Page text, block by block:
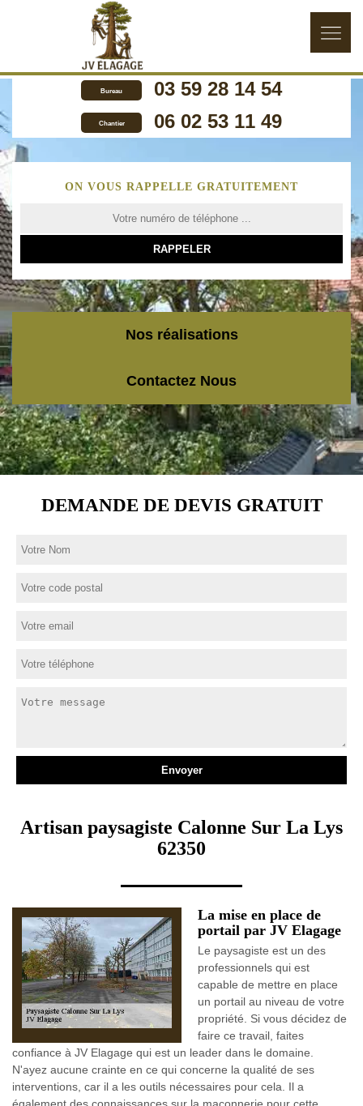
Bureau 03 59 28 14 54
Chantier 06 02 53 11 49
ON VOUS RAPPELLE GRATUITEMENT
Nos réalisations
Contactez Nous
DEMANDE DE DEVIS GRATUIT
Artisan paysagiste Calonne Sur La Lys
62350
La mise en place de
portail par JV Elagage
Le paysagiste est un des
professionnels qui est
capable de mettre en place
un portail au niveau de votre
propriété. Si vous décidez de
faire ce travail, faites
confiance à JV Elagage qui est un leader dans le domaine.
N'ayez aucune crainte en ce qui concerne la qualité de ses
interventions, car il a les outils nécessaires pour cela. Il a